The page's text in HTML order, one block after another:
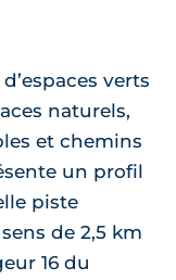
verts
naturels,
et chemins
un profil
piste
de 2,5 km
16 du